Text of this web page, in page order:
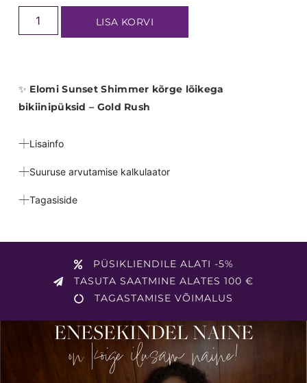
LISA KORVI
✨ Elomi Sunset Shimmer kõrge lõikega
bikiinipüksid – Gold Rush
Lisainfo
Suuruse arvutamise kalkulaator
Tagasiside
PÜSIKLIENDILE ALATI -5%
TASUTA SAATMINE ALATES 100 €
TAGASTAMISE VÕIMALUS
ENESEKINDEL NAINE
on kõige ilusam naine!